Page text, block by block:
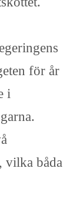
för år
i
vilka båda